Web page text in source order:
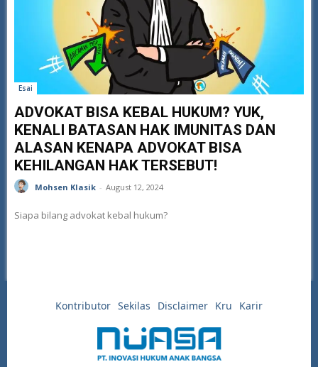
Esai
ADVOKAT BISA KEBAL HUKUM? YUK,
KENALI BATASAN HAK IMUNITAS DAN
ALASAN KENAPA ADVOKAT BISA
KEHILANGAN HAK TERSEBUT!
Mohsen Klasik - August 12, 2024
Siapa bilang advokat kebal hukum?
Kontributor Sekilas Disclaimer Kru Karir